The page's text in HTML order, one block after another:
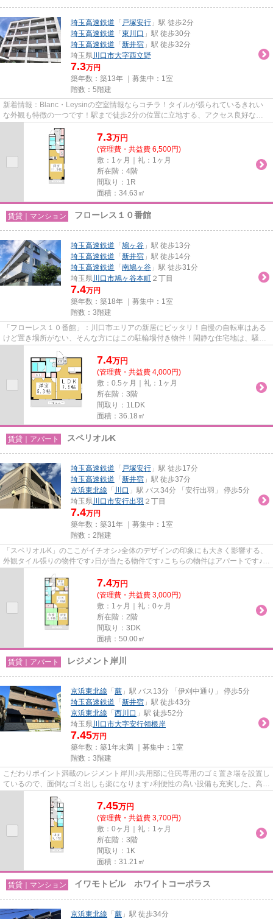
埼玉高速鉄道 「 戸塚安行 」駅 徒歩2分
埼玉高速鉄道 「 東川口 」駅 徒歩30分
埼玉高速鉄道 「 新井宿 」駅 徒歩32分
埼玉県川口市大字西立野
7.3万円
築年数：築13年 ｜募集中： 1室
階数：5階建
新着情報：Blanc・Leysinの空室情報ならコチラ！タイルが張られているきれい
な外観も特徴の一つです！駅まで徒歩2分の位置に立地する、アクセス良好な物
7.3万円
(管理費・共益費 6,500円)
敷：1ヶ月｜礼：1ヶ月
所在階：4階
間取り：1R
面積：34.63㎡
賃貸｜マンション フローレス１０番館
埼玉高速鉄道 「 鳩ヶ谷 」駅 徒歩13分
埼玉高速鉄道 「 新井宿 」駅 徒歩14分
埼玉高速鉄道 「 南鳩ヶ谷 」駅 徒歩31分
埼玉県川口市鳩ヶ谷本町 ２丁目
7.4万円
築年数：築18年 ｜募集中： 1室
階数：3階建
「フローレス１０番館」：川口市エリアの新居にピッタリ！自慢の自転車はある
けど置き場所がない、そんな方にはこの駐輪場付き物件！閑静な住宅地は、騒音
7.4万円
(管理費・共益費 4,000円)
敷：0.5ヶ月｜礼：1ヶ月
所在階：3階
間取り：1LDK
面積：36.18㎡
賃貸｜アパート スペリオルK
埼玉高速鉄道 「 戸塚安行 」駅 徒歩17分
埼玉高速鉄道 「 新井宿 」駅 徒歩37分
京浜東北線 「 川口 」駅 バス34分 「安行出羽」 停歩5分
埼玉県川口市安行出羽 ２丁目
7.4万円
築年数：築31年 ｜募集中： 1室
階数：2階建
「スペリオルK」のここがイチオシ♪全体のデザインの印象にも大きく影響する、
外観タイル張りの物件です♪日が当たる物件です♪こちらの物件はアパートです♪川
7.4万円
(管理費・共益費 3,000円)
敷：1ヶ月｜礼：0ヶ月
所在階：2階
間取り：3DK
面積：50.00㎡
賃貸｜アパート レジメント岸川
京浜東北線 「 蕨 」駅 バス13分 「伊刈中通り」 停歩5分
埼玉高速鉄道 「 新井宿 」駅 徒歩43分
京浜東北線 「 西川口 」駅 徒歩52分
埼玉県川口市大字安行領根岸
7.45万円
築年数：築1年未満 ｜募集中： 1室
階数：3階建
こだわりポイント満載のレジメント岸川♪共用部に住民専用のゴミ置き場を設置し
ているので、面倒なゴミ出しも楽になります♪利便性の高い設備も充実した、高ニ
7.45万円
(管理費・共益費 3,700円)
敷：0ヶ月｜礼：1ヶ月
所在階：3階
間取り：1K
面積：31.21㎡
賃貸｜マンション イワモトビル ホワイトコーポラス
京浜東北線 「 蕨 」駅 徒歩34分